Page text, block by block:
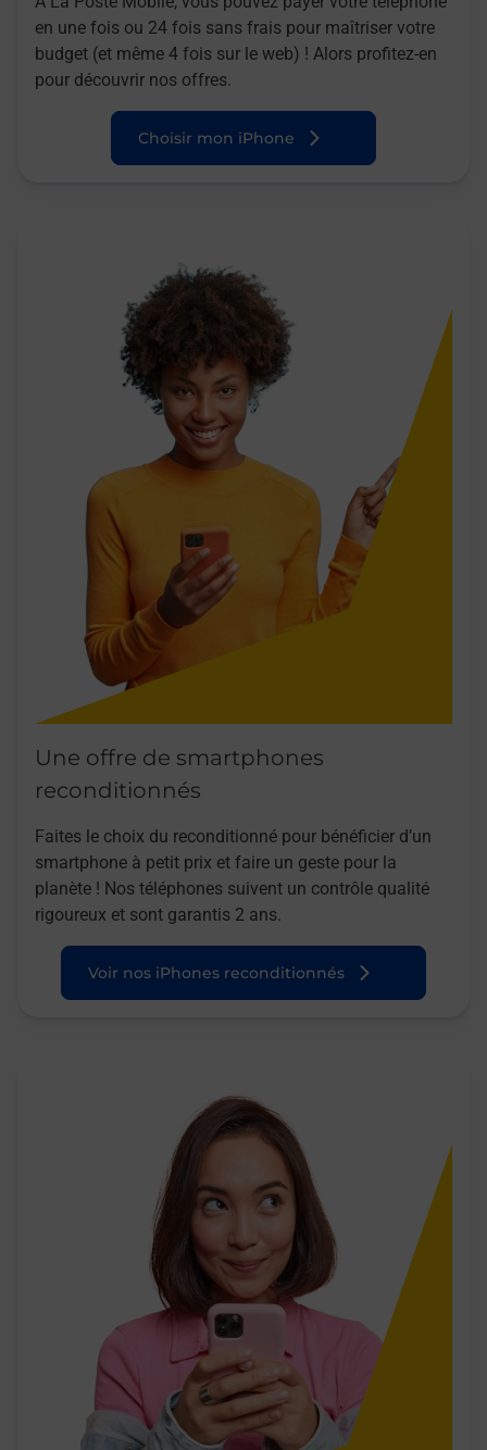
en une fois ou 24 fois sans frais pour maîtriser votre
budget (et même 4 fois sur le web) ! Alors profitez-en
pour découvrir nos offres.
Choisir mon iPhone
Une offre de smartphones
reconditionnés
Faites le choix du reconditionné pour bénéficier d’un
smartphone à petit prix et faire un geste pour la
planète ! Nos téléphones suivent un contrôle qualité
rigoureux et sont garantis 2 ans.
Voir nos iPhones reconditionnés